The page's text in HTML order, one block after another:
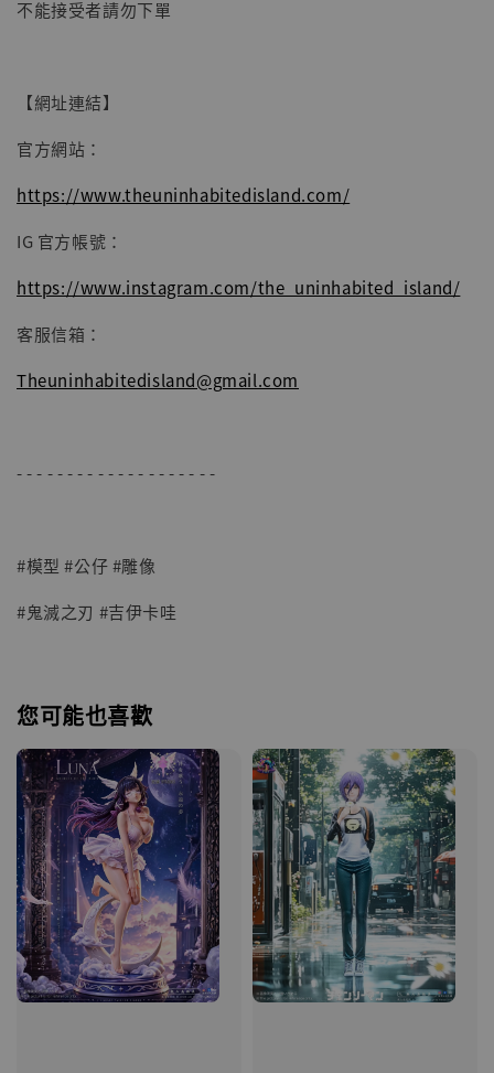
不能接受者請勿下單
【網址連結】
官方網站：
https://www.theuninhabitedisland.com/
IG 官方帳號：
https://www.instagram.com/the_uninhabited_island/
客服信箱：
Theuninhabitedisland@gmail.com
- - - - - - - - - - - - - - - - - - - -
#模型 #公仔 #雕像
#鬼滅之刃 #吉伊卡哇
您可能也喜歡